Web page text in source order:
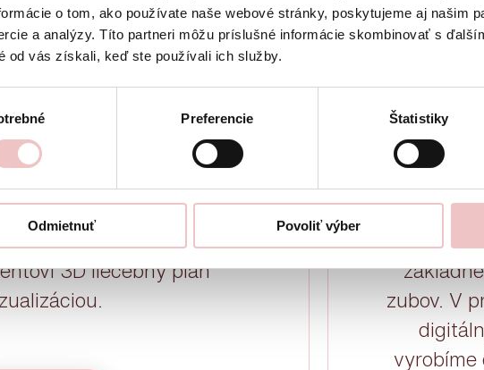
o tom, ako používate naše webové stránky, poskytujeme aj našim
a analýzy. Títo partneri môžu príslušné informácie skombinovať s
od vás získali, keď ste používali ich služby.
Preferencie Štatistiky
Odmietnuť Povoliť výber
diagnostika
je nevyhnutná správna
V ambulancii sme
prístrojmi,
efektívne analyzovať
3D liečebný plán
Na
cieľom
každý
zubov. V
vyrobíme